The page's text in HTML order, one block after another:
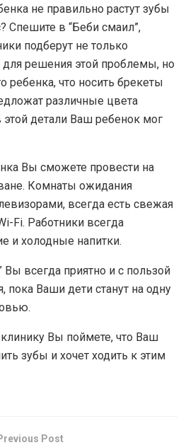
не правильно растут зубы
Спешите в “Беби смаил”,
подберут не только
решения этой проблемы, но
ребенка, что носить брекеты
различные цвета
детали Ваш ребенок мог
Вы сможете провести на
Комнаты ожидания
всегда есть свежая
Fi. Работники всегда
и холодные напитки.
Вы всегда приятно и с пользой
пока Ваши дети станут на одну
Вы поймете, что Ваш
зубы и хочет ходить к этим
Post